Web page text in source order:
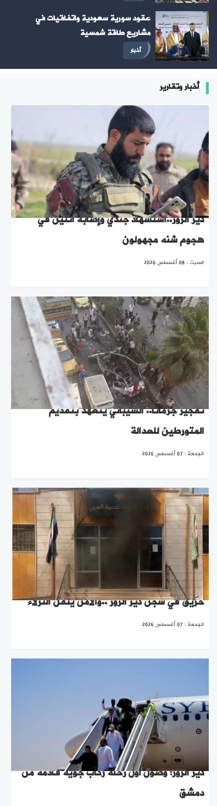
عقود سورية سعودية واتفاقيات في
مشاريع طاقة شمسية
أخبار
أخبار وتقارير
دير الزور..استشهاد جندي وإصابة اثنين في
هجوم شنه مجهولون
السبت : 08 أغسطس 2026
تفجير جرمانا.. الشيباني يتعهد بتقديم
المتورطين للعدالة
الجمعة : 07 أغسطس 2026
حريق في سجن دير الزور ..والأمن ينقل النزلاء
الجمعة : 07 أغسطس 2026
دير الزور: وصول أول رحلة ركاب جوية قادمة من
دمشق